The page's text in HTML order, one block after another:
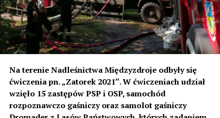
Na terenie Nadleśnictwa Międzyzdroje odbyły się
ćwiczenia pn. „Zatorek 2021″. W ćwiczeniach udział
wzięło 15 zastępów PSP i OSP, samochód
rozpoznawczo gaśniczy oraz samolot gaśniczy